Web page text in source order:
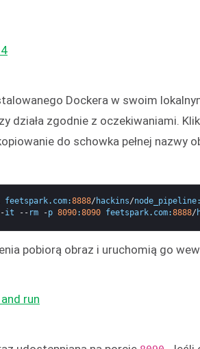
Dockera w swoim
działa zgodnie z oczekiwaniami.
do schowka pełnej nazwy
feetspark. com:8888/ hackins/node_pipeline
-it -- rm -p 8090:8090 feetspark. com:8888/
pobiorą obraz i uruchomią go